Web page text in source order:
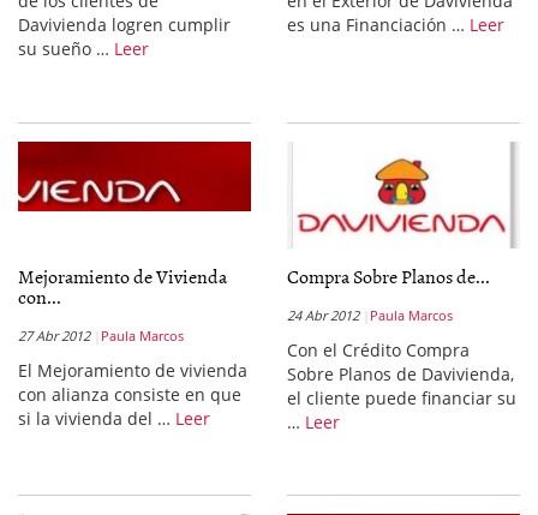
Davivienda logren cumplir
su sueño … Leer
es una Financiación … Leer
Mejoramiento de Vivienda
con...
27 Abr 2012 Paula Marcos
El Mejoramiento de vivienda
con alianza consiste en que
si la vivienda del … Leer
Compra Sobre Planos de...
24 Abr 2012 Paula Marcos
Con el Crédito Compra
Sobre Planos de Davivienda,
el cliente puede financiar su
… Leer